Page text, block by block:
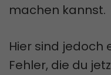
machen kannst.
Hier sind jedoch
Fehler, die du